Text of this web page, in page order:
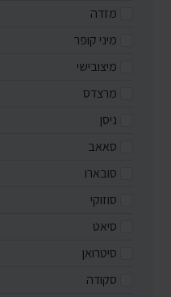
מזדה
מיני קופר
מיצובישי
מרצדס
ניסן
סאאב
סובארו
סוזוקי
סיאט
סיטרואן
סקודה